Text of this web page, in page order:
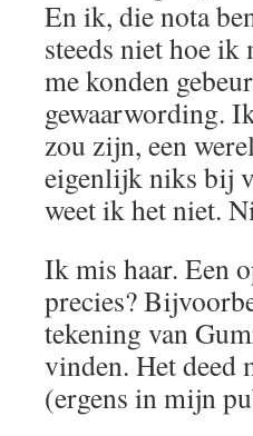
En ik, die nota
steeds niet hoe ik
me konden
gewaarwording.
zou zijn, een
eigenlijk niks bij
weet ik het niet.
Ik mis haar. Een
precies?
tekening van
vinden. Het deed
(ergens in mijn